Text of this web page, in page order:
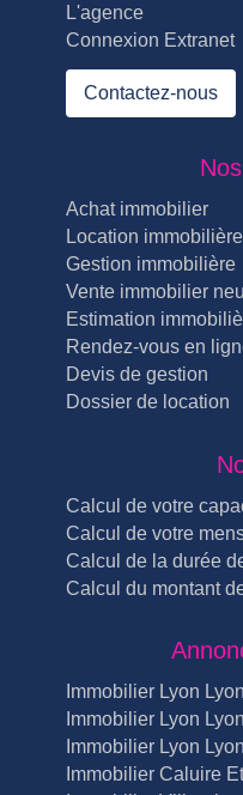
L'agence
Connexion Extranet
Contactez-nous
Achat immobilier
Location immobilière
Gestion immobilière
Vente immobilier
Estimation
Rendez-vous en
Devis de gestion
Dossier de location
Calcul de votre
Calcul de votre
Calcul de la durée
Calcul du montant
Immobilier Lyon
Immobilier Lyon
Immobilier Lyon
Immobilier Caluire